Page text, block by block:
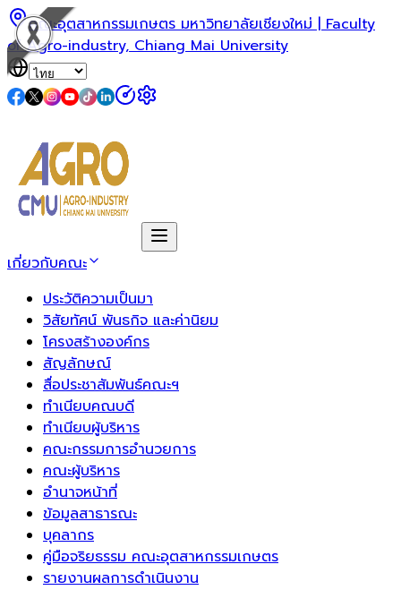
คณะอุตสาหกรรมเกษตร มหาวิทยาลัยเชียงใหม่ | Faculty
of Agro-industry, Chiang Mai University
เกี่ยวกับคณะ
ประวัติความเป็นมา
วิสัยทัศน์ พันธกิจ และค่านิยม
โครงสร้างองค์กร
สัญลักษณ์
สื่อประชาสัมพันธ์คณะฯ
ทำเนียบคณบดี
ทำเนียบผู้บริหาร
คณะกรรมการอำนวยการ
คณะผู้บริหาร
อำนาจหน้าที่
ข้อมูลสาธารณะ
บุคลากร
คู่มือจริยธรรม คณะอุตสาหกรรมเกษตร
รายงานผลการดำเนินงาน